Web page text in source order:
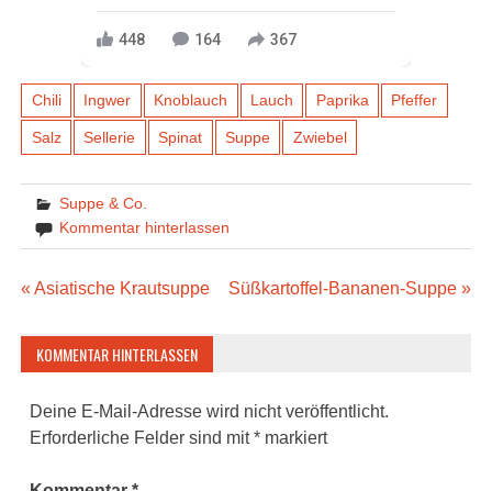
448 164 367
Chili Ingwer Knoblauch Lauch Paprika Pfeffer
Salz Sellerie Spinat Suppe Zwiebel
Suppe & Co.
Kommentar hinterlassen
Beitragsnavigation
« Asiatische Krautsuppe Süßkartoffel-Bananen-Suppe »
KOMMENTAR HINTERLASSEN
Deine E-Mail-Adresse wird nicht veröffentlicht.
Erforderliche Felder sind mit* markiert